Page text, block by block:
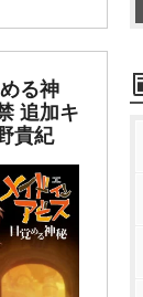
る神
追加キ
貴紀